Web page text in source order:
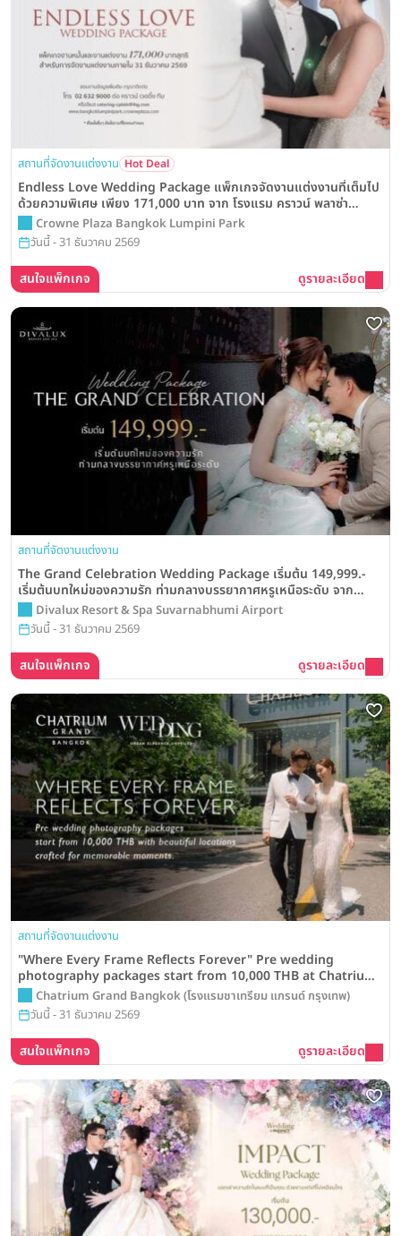
สถานที่จัดงานแต่งงาน Hot Deal
Endless Love Wedding Package แพ็กเกจจัดงานแต่งงานที่เต็มไป
ด้วยความพิเศษ เพียง 171,000 บาท จาก โรงแรม คราวน์ พลาซ่า
กรุงเทพฯ ลุมพินี พาร์ค
Crowne Plaza Bangkok Lumpini Park
วันนี้ - 31 ธันวาคม 2569
สนใจแพ็กเกจ ดูรายละเอียด
สถานที่จัดงานแต่งงาน
The Grand Celebration Wedding Package เริ่มต้น 149,999.-
เริ่มต้นบทใหม่ของความรัก ท่ามกลางบรรยากาศหรูเหนือระดับ จาก
Divalux Resort & Spa Suvarnabhumi Airport
Divalux Resort & Spa Suvarnabhumi Airport
วันนี้ - 31 ธันวาคม 2569
สนใจแพ็กเกจ ดูรายละเอียด
สถานที่จัดงานแต่งงาน
"Where Every Frame Reflects Forever" Pre wedding
photography packages start from 10,000 THB at Chatrium
Grand Bangkok
Chatrium Grand Bangkok (โรงแรมชาเทรียม แกรนด์ กรุงเทพ)
วันนี้ - 31 ธันวาคม 2569
สนใจแพ็กเกจ ดูรายละเอียด